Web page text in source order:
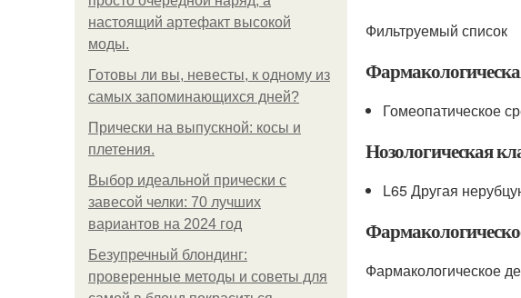
настоящий артефакт высокой
моды.
Готовы ли вы, невесты, к одному из
самых запоминающихся дней?
Прически на выпускной: косы и
плетения.
Выбор идеальной прически с
завесой челки: 70 лучших
вариантов на 2024 год
Безупречный блондинг:
проверенные методы и советы для
Фильтруемый список
Гомеопатическое
Нозологическая
L65 Другая
Фармакологическое